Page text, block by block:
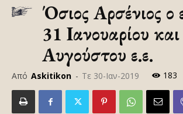
Όσιος Αρσένιος
31 Ιανουαρίου
Αυγούστου ε.ε.
Από Askitikon - Τε 30-Ιαν-2019 183